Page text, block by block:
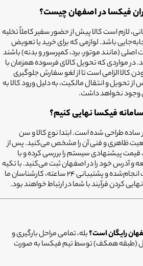
فیکسا در اصفهان چیست؟
لازم است کالا پیش از حضور سفیر کاملاً تخلیه
باشد. لوازمی که برای خرید یا تعویض
(مانند موتور، برد، کمپرسور و بدنه) باشند
در مواردی که تحویل کالای فرسوده همزمان با
کالا الزامی است تا از لغو سفارش جلوگیری
تحویل و انتقال مالکیت، به دلیل ورود کالا به
وجود نخواهد داشت.
فیکسا نهایی کنیم؟
طراحی شده است. ابتدا نوع کالا و سن
ظاهری و فنی آن را مشخص می‌کنید. پس از
پیشنهادی سیستم را بررسی کرده و با
و آدرس خود را در اصفهان ثبت می‌کنید. با تکیه
بر تجربه بیش از ۱۰۰ هزار خدمت انجام‌شده و پشتیبانی ۲۴ ساعته، کارشناسان ما
کردن فرآیند با شما در ارتباط خواهند بود.
رایگان است؟بله، تمامی مراحل بارگیری و
(طبقه همکف) توسط تیم فیکسا به صورت